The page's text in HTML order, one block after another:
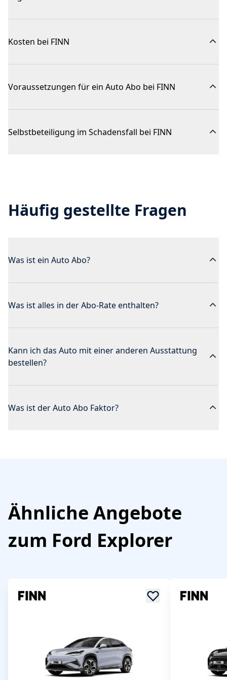
Kosten bei FINN
Voraussetzungen für ein Auto Abo bei FINN
Selbstbeteiligung im Schadensfall bei FINN
Häufig gestellte Fragen
Was ist ein Auto Abo?
Was ist alles in der Abo-Rate enthalten?
Kann ich das Auto mit einer anderen Ausstattung
bestellen?
Was ist der Auto Abo Faktor?
Ähnliche Angebote
zum Ford Explorer